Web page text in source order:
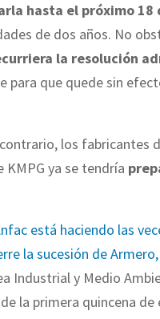
hasta el próximo 18
de dos años. No
la resolución
para que quede sin
los fabricantes
ya se tendría
está haciendo las
la sucesión de Armero,
Industrial y Medio
la primera quincena de